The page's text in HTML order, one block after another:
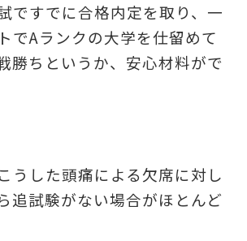
ですでに合格内定を取り、一
でAランクの大学を仕留めて
勝ちというか、安心材料がで
うした頭痛による欠席に対し
追試験がない場合がほとんど